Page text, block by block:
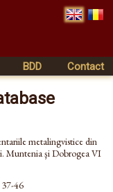
BDD Contact
metalingvistice din
Muntenia şi Dobrogea VI
46